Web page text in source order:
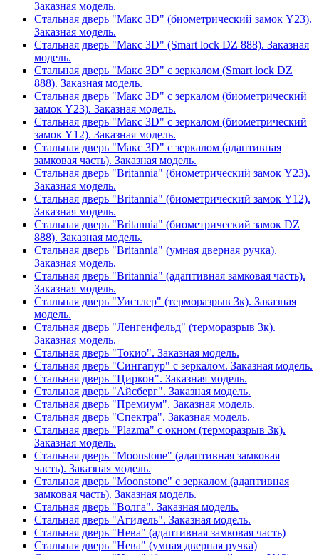
Заказная модель.
Стальная дверь "Макс 3D" (биометрический замок Y23).
Заказная модель.
Стальная дверь "Макс 3D" (Smart lock DZ 888). Заказная
модель.
Стальная дверь "Макс 3D" с зеркалом (Smart lock DZ
888). Заказная модель.
Стальная дверь "Макс 3D" с зеркалом (биометрический
замок Y23). Заказная модель.
Стальная дверь "Макс 3D" с зеркалом (биометрический
замок Y12). Заказная модель.
Стальная дверь "Макс 3D" с зеркалом (адаптивная
замковая часть). Заказная модель.
Стальная дверь "Britannia" (биометрический замок Y23).
Заказная модель.
Стальная дверь "Britannia" (биометрический замок Y12).
Заказная модель.
Стальная дверь "Britannia" (биометрический замок DZ
888). Заказная модель.
Стальная дверь "Britannia" (умная дверная ручка).
Заказная модель.
Стальная дверь "Britannia" (адаптивная замковая часть).
Заказная модель.
Стальная дверь "Уистлер" (терморазрыв 3к). Заказная
модель.
Стальная дверь "Ленгенфельд" (терморазрыв 3к).
Заказная модель.
Стальная дверь "Токио". Заказная модель.
Стальная дверь "Сингапур" с зеркалом. Заказная модель.
Стальная дверь "Циркон". Заказная модель.
Стальная дверь "Айсберг". Заказная модель.
Стальная дверь "Премиум". Заказная модель.
Стальная дверь "Спектра". Заказная модель.
Стальная дверь "Plazma" с окном (терморазрыв 3к).
Заказная модель.
Стальная дверь "Moonstone" (адаптивная замковая
часть). Заказная модель.
Стальная дверь "Moonstone" с зеркалом (адаптивная
замковая часть). Заказная модель.
Стальная дверь "Волга". Заказная модель.
Стальная дверь "Агидель". Заказная модель.
Стальная дверь "Нева" (адаптивная замковая часть)
Стальная дверь "Нева" (умная дверная ручка)